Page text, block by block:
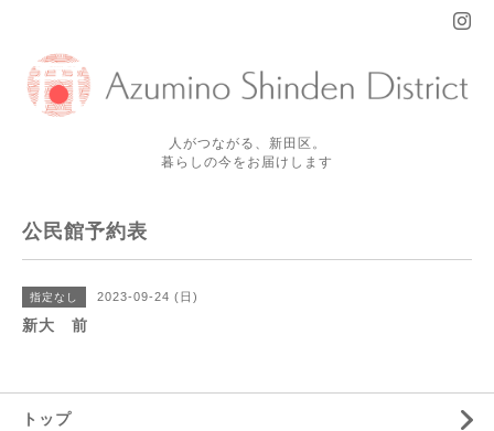
人がつながる、新田区。
暮らしの今をお届けします
公民館予約表
指定なし 2023-09-24 (日)
新大 前
トップ